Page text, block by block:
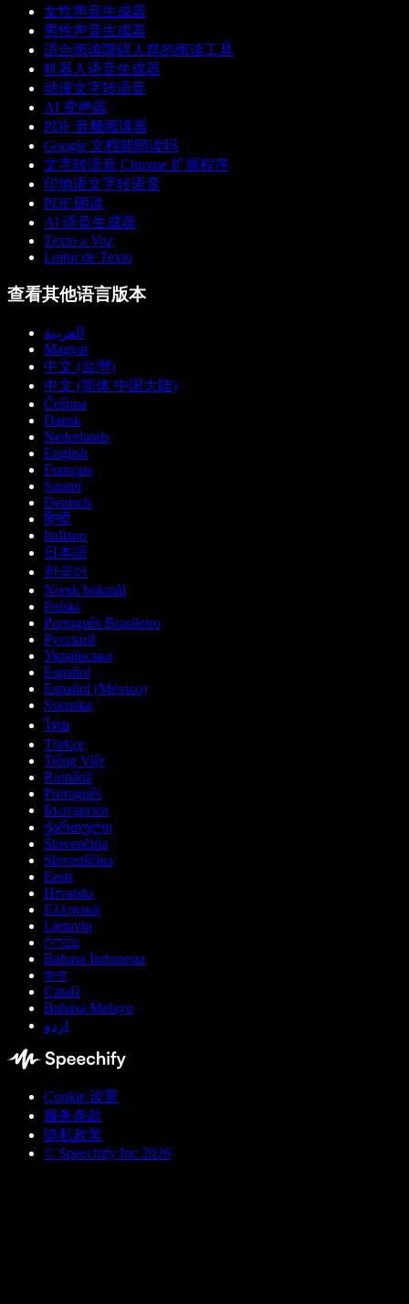
女性声音生成器
男性声音生成器
适合阅读障碍人群的阅读工具
机器人语音生成器
动漫文字转语音
AI 变声器
PDF 音频阅读器
Google 文档能朗读吗
文字转语音 Chrome 扩展程序
印地语文字转语音
PDF 朗读
AI 语音生成器
Texto a Voz
Leitor de Texto
查看其他语言版本
العربية
Magyar
中文 (台灣)
中文 (简体 中国大陆)
Čeština
Dansk
Nederlands
English
Français
Suomi
Deutsch
हिन्दी
Italiano
日本語
한국어
Norsk bokmål
Polski
Português Brasileiro
Русский
Українська
Español
Español (México)
Svenska
ไทย
Türkçe
Tiếng Việt
Română
Português
Български
ქართული
Slovenčina
Slovenščina
Eesti
Hrvatski
Ελληνικά
Lietuvių
עברית
Bahasa Indonesia
বাংলা
Català
Bahasa Melayu
اردو
Cookie 设置
服务条款
隐私政策
© Speechify Inc 2026